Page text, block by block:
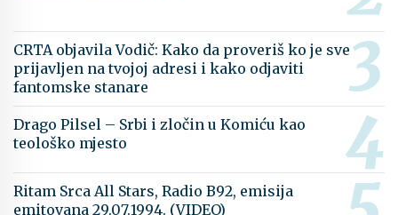
CRTA objavila Vodič: Kako da proveriš ko je sve
prijavljen na tvojoj adresi i kako odjaviti
fantomske stanare
Drago Pilsel – Srbi i zločin u Komiću kao
teološko mjesto
Ritam Srca All Stars, Radio B92, emisija
emitovana 29.07.1994. (VIDEO)